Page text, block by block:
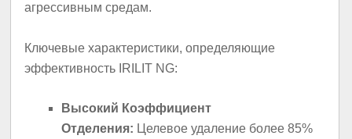
агрессивным средам.
Ключевые характеристики, определяющие
эффективность IRILIT NG:
Высокий Коэффициент
Отделения: Целевое удаление более 85%